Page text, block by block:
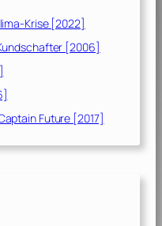
Krise [2022]
[2006]
Future [2017]